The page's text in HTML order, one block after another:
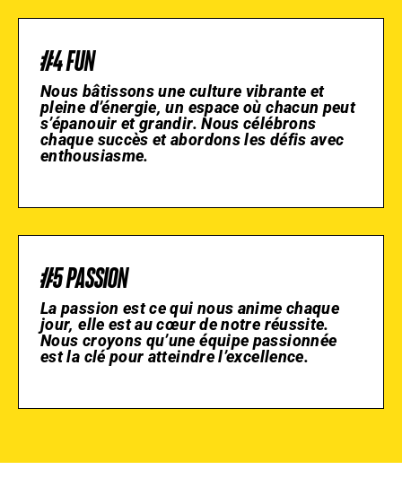
#4 FUN
Nous bâtissons une culture vibrante et
pleine d’énergie, un espace où chacun peut
s’épanouir et grandir. Nous célébrons
chaque succès et abordons les défis avec
enthousiasme.
#5 PASSION
La passion est ce qui nous anime chaque
jour, elle est au cœur de notre réussite.
Nous croyons qu’une équipe passionnée
est la clé pour atteindre l’excellence.